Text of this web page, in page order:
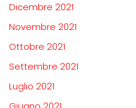
Dicembre 2021
Novembre 2021
Ottobre 2021
Settembre 2021
Luglio 2021